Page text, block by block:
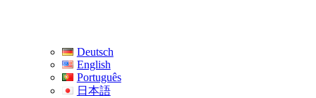
Deutsch
English
Português
日本語